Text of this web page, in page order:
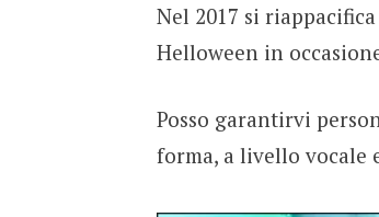
Nel 2017 si
Helloween in
Posso garantirvi
forma, a livello vocale